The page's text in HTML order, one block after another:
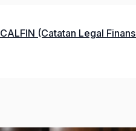
CALFIN (Catatan Legal